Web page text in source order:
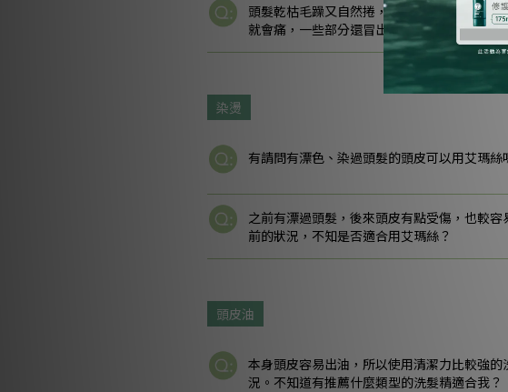
頭髮乾枯毛躁又自然捲，所以得半年燙一次
就會痛，一些部分還冒出一粒粒的，應該是
染燙
有請問有漂色、染過頭髮的頭皮可以用艾瑪絲
之前有漂過頭髮，後來頭皮有點受傷，也較
前的狀況，不知是否適合用艾瑪絲？
頭皮油
本身頭皮容易出油，所以使用清潔力比較強
況。不知道有推薦什麼類型的洗髮精適合我？